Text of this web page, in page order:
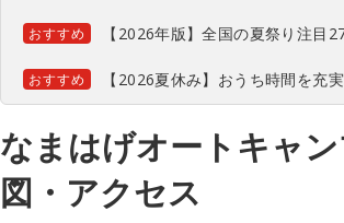
おすすめ 【2026年版】全国の夏祭り注目
おすすめ 【2026夏休み】おうち時間を充
なまはげオートキャ
図・アクセス